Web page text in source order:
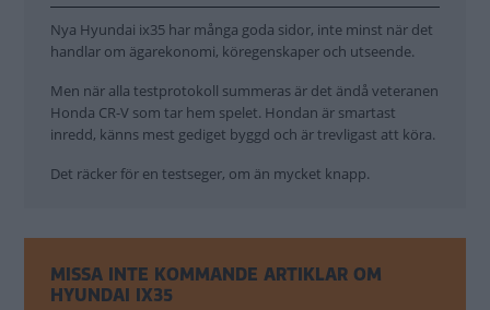
Nya Hyundai ix35 har många goda sidor, inte minst när det
handlar om ägarekonomi, köregenskaper och utseende.
Men när alla testprotokoll summeras är det ändå veteranen
Honda CR-V som tar hem spelet. Hondan är smartast
inredd, känns mest gediget byggd och är trevligast att köra.
Det räcker för en testseger, om än mycket knapp.
MISSA INTE KOMMANDE ARTIKLAR OM
HYUNDAI IX35